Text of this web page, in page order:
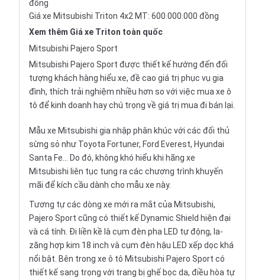
đồng
Giá xe Mitsubishi Triton 4x2 MT: 600.000.000 đồng
Xem thêm Giá xe Triton toàn quốc
Mitsubishi Pajero Sport
Mitsubishi Pajero Sport được thiết kế hướng đến đối
tượng khách hàng hiểu xe, đề cao giá trị phục vụ gia
đình, thích trải nghiệm nhiều hơn so với việc mua xe ô
tô để kinh doanh hay chú trọng về giá trị mua đi bán lại.
Mẫu xe Mitsubishi gia nhập phân khúc với các đối thủ
sừng sỏ như Toyota Fortuner, Ford Everest, Hyundai
Santa Fe… Do đó, không khó hiểu khi hãng xe
Mitsubishi liên tục tung ra các chương trình khuyến
mãi để kích cầu dành cho mẫu xe này.
Tương tự các dòng xe mới ra mắt của Mitsubishi,
Pajero Sport cũng có thiết kế Dynamic Shield hiện đại
và cá tính. Đi liền kề là cụm đèn pha LED tự động, la-
zăng hợp kim 18 inch và cụm đèn hậu LED xếp dọc khá
nổi bật. Bên trong xe ô tô Mitsubishi Pajero Sport có
thiết kế sang trọng với trang bị ghế bọc da, điều hòa tự